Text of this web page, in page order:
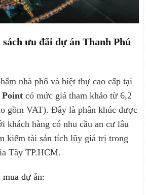
ưu đãi dự án Thanh Phú
nhà phố và biệt thự cao cấp tại
Point có mức giá tham khảo từ 6,2
gồm VAT). Đây là phân khúc được
khách hàng có nhu cầu an cư lâu
kiếm tài sản tích lũy giá trị trong
Tây TP.HCM.
dự án: